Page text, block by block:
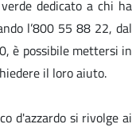
dedicato a chi ha
l’800 55 88 22, dal
è possibile mettersi in
il loro aiuto.
d'azzardo si rivolge ai